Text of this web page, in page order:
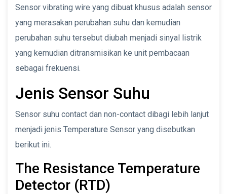
Sensor vibrating wire yang dibuat khusus adalah sensor
yang merasakan perubahan suhu dan kemudian
perubahan suhu tersebut diubah menjadi sinyal listrik
yang kemudian ditransmisikan ke unit pembacaan
sebagai frekuensi.
Jenis Sensor Suhu
Sensor suhu contact dan non-contact dibagi lebih lanjut
menjadi jenis Temperature Sensor yang disebutkan
berikut ini.
The Resistance Temperature
Detector (RTD)